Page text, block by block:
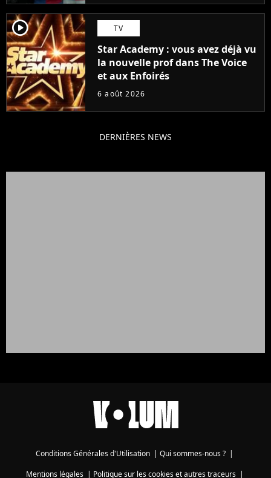
player2 TV
Star Academy : vous avez déjà vu
la nouvelle prof dans The Voice
et aux Enfoirés
6 août 2026
DERNIÈRES NEWS
Conditions Générales d'Utilisation | Qui sommes-nous ? |
Mentions légales| Politique sur les cookies et autres traceurs|